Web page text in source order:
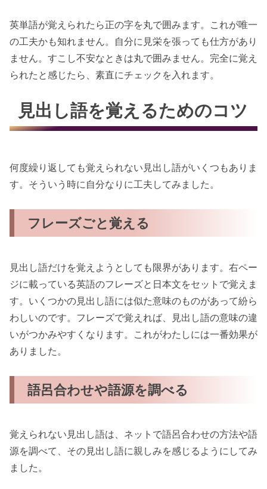
英単語が覚えられたら正の字を丸で囲みます。これが唯一
の工夫かも知れません。自分に見栄を張っても仕方があり
ません。すこし不安なときは丸で囲みません。完全に覚え
られたと感じたら、素直にチェックを入れます。
見出し語を覚えるためのコツ
何度繰り返しても覚えられない見出し語がいくつもありま
す。そういう時に自分なりに工夫してみました。
フレーズごと覚える
見出し語だけを覚えようとしても限界があります。右ペー
ジに載っている英語のフレーズと日本文をセットで覚えま
す。いくつかの見出し語には似た意味のものがあって紛ら
わしいのです。フレーズで覚えれば、見出し語の意味の違
いがつかみやすくなります。これがわたしには一番効果が
ありました。
語呂合わせや語源を調べる
覚えられない見出し語は、ネットで語呂合わせの方法や語
源を調べて、その見出し語に親しみを感じるようにしてみ
ました。